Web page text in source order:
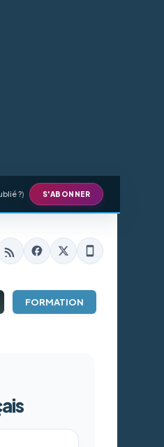
?) S'ABONNER
FORMATION